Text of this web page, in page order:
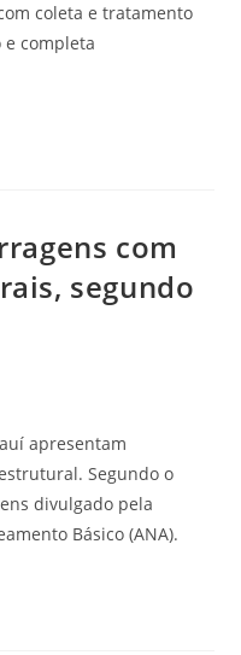
coleta e tratamento
e completa
com
segundo
apresentam
Segundo o
divulgado pela
Básico (ANA).